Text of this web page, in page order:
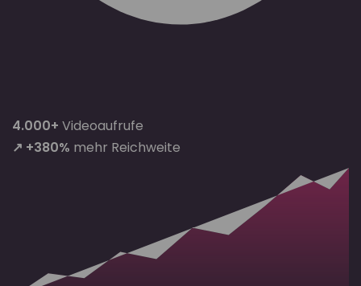
4.000+ Videoaufrufe
↗ +380% mehr Reichweite